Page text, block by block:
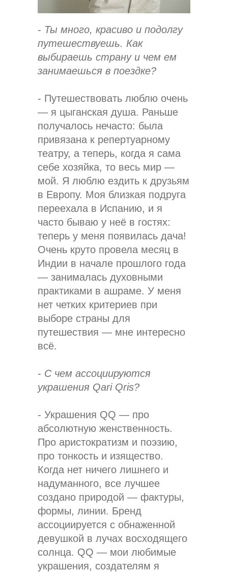
- Ты много, красиво и подолгу
путешествуешь. Как
выбираешь страну и чем ем
занимаешься в поездке?
- Путешествовать люблю очень
— я цыганская душа. Раньше
получалось нечасто: была
привязана к репертуарному
театру, а теперь, когда я сама
себе хозяйка, то весь мир —
мой. Я люблю ездить к друзьям
в Европу. Моя близкая подруга
переехала в Испанию, и я
часто бываю у неё в гостях:
теперь у меня появилась дача!
Очень круто провела месяц в
Индии в начале прошлого года
— занималась духовными
практиками в ашраме. У меня
нет четких критериев при
выборе страны для
путешествия — мне интересно
всё.
- С чем ассоциируются
украшения Qari Qris?
- Украшения QQ — про
абсолютную женственность.
Про аристократизм и поэзию,
про тонкость и изящество.
Когда нет ничего лишнего и
надуманного, все лучшее
создано природой — фактуры,
формы, линии. Бренд
ассоциируется с обнаженной
девушкой в лучах восходящего
солнца. QQ — мои любимые
украшения, создателям я